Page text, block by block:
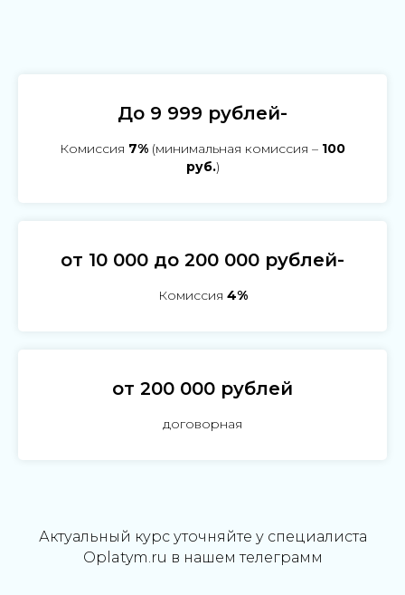
До 9 999 рублей-
Комиссия 7% (минимальная комиссия – 100
руб.)
от 10 000 до 200 000 рублей-
Комиссия 4%
от 200 000 рублей
договорная
Актуальный курс уточняйте у специалиста
Oplatym.ru в нашем телеграмм